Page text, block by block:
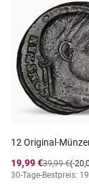
12 Original-
19,99 €
(-
39,99 €
30-Tage-Bestpreis: